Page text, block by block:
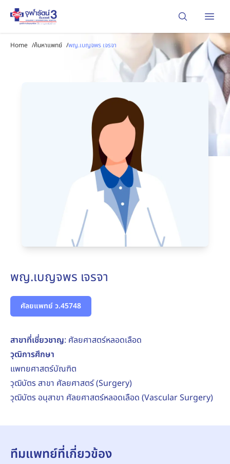
Home /ค้นหาแพทย์ /พญ.เบญจพร เจรจา
พญ.เบญจพร เจรจา
ศัลยแพทย์ ว.45748
สาขาที่เชี่ยวชาญ: ศัลยศาสตร์หลอดเลือด
วุฒิการศึกษา
แพทยศาสตร์บัณฑิต
วุฒิบัตร สาขา ศัลยศาสตร์ (Surgery)
วุฒิบัตร อนุสาขา ศัลยศาสตร์หลอดเลือด (Vascular Surgery)
ทีมแพทย์ที่เกี่ยวข้อง